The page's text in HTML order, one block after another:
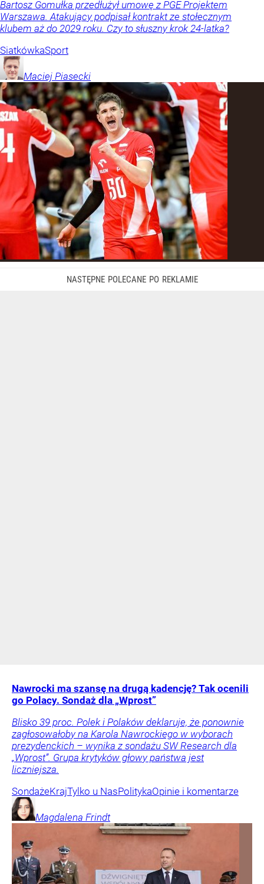
Bartosz Gomułka przedłużył umowę z PGE Projektem
Warszawa. Atakujący podpisał kontrakt ze stołecznym
klubem aż do 2029 roku. Czy to słuszny krok 24-latka?
SiatkówkaSport
Maciej Piasecki
Nawrocki ma szansę na drugą kadencję? Tak ocenili
go Polacy. Sondaż dla „Wprost”
Blisko 39 proc. Polek i Polaków deklaruje, że ponownie
zagłosowałoby na Karola Nawrockiego w wyborach
prezydenckich – wynika z sondażu SW Research dla
„Wprost”. Grupa krytyków głowy państwa jest
liczniejsza.
SondażeKrajTylko u NasPolitykaOpinie i komentarze
Magdalena Frindt